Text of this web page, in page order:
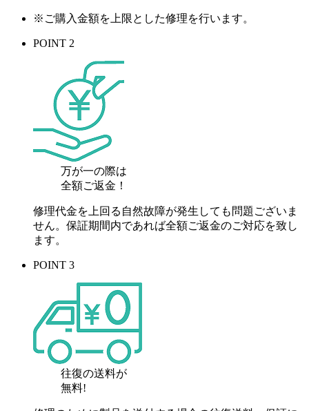
※ご購入金額を上限とした修理を行います。
POINT 2
万が一の際は
全額ご返金！
修理代金を上回る自然故障が発生しても問題ございま
せん。保証期間内であれば全額ご返金のご対応を致し
ます。
POINT 3
往復の送料が
無料!